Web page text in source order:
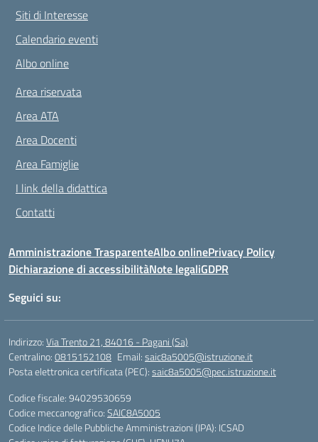
Siti di Interesse
Calendario eventi
Albo online
Area riservata
Area ATA
Area Docenti
Area Famiglie
I link della didattica
Contatti
Amministrazione TrasparenteAlbo onlinePrivacy Policy
Dichiarazione di accessibilitàNote legaliGDPR
Seguici su:
Indirizzo:Via Trento 21, 84016 - Pagani (Sa)
Centralino:0815152108 Email:saic8a5005@istruzione.it
Posta elettronica certificata (PEC):saic8a5005@pec.istruzione.it
Codice fiscale: 94029530659
Codice meccanografico:SAIC8A5005
Codice Indice delle Pubbliche Amministrazioni (IPA): ICSAD